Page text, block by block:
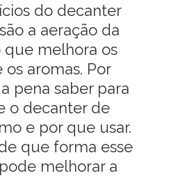
do decanter
a aeração da
que melhora os
os aromas. Por
pena saber para
o decanter de
e por que usar.
que forma esse
melhorar a